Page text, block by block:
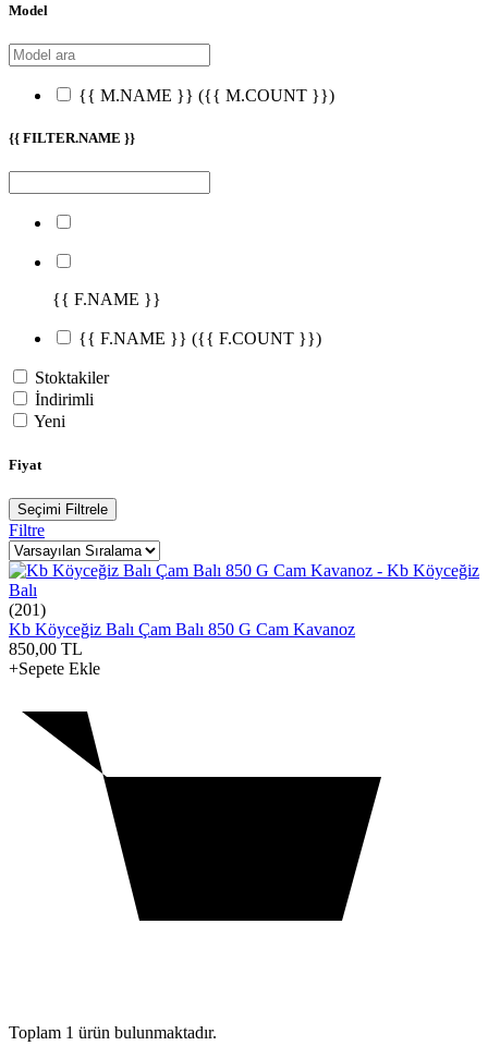
Model
{{ M.NAME }} ({{ M.COUNT }})
{{ FILTER.NAME }}
{{ F.NAME }}
{{ F.NAME }} ({{ F.COUNT }})
Stoktakiler
İndirimli
Yeni
Fiyat
Seçimi Filtrele
Filtre
(201)
Kb Köyceğiz Balı Çam Balı 850 G Cam Kavanoz
850,00 TL
+Sepete Ekle
Toplam 1 ürün bulunmaktadır.